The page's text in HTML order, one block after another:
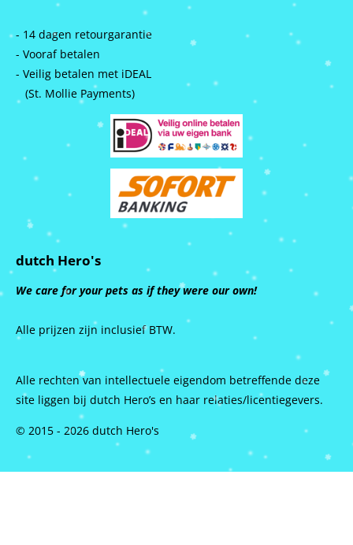
- 14 dagen retourgarantie
- Vooraf betalen
- Veilig betalen met iDEAL
(St. Mollie Payments)
dutch Hero's
We care for your pets as if they were our own!
Alle prijzen zijn inclusief BTW.
Alle rechten van intellectuele eigendom betreffende deze
site liggen bij dutch Hero’s en haar relaties/licentiegevers.
© 2015 - 2026 dutch Hero's